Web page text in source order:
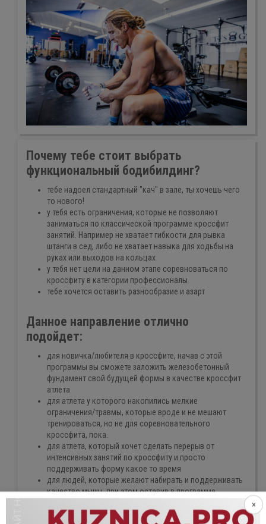
Почему тебе стоит выбрать
функциональный бодибилдинг?
тебе надоел стандартный "кач" в зале, ты хочешь чего
то нового!
у тебя есть ограничения, которые не позволяют
заниматься по классической программе кроссфит
занятий. Например не хватает гибкости для рывка
штанги в сед, либо не хватает навыка для ходьбы на
руках или выходов на кольцах
у тебя нет цели на данном этапе соревноваться по
кроссфиту в категории профессионалы
тебе хочется оставить разнообразие и азарт
Данное направление отлично
подойдет:
для новичка/любителя в кроссфите, начав с этой
программы вы сможете заложить железобетонный
фундамент свой будущей формы в качестве кроссфит
атлета
для атлета у которого накопились мелкие
ограничения/травмы, которые вроде и не мешают
тренироваться, но не для соревновательного
кроссфита, пока.
для атлета, который хочет сделать перерыв от
интенсивных занятий по кроссфиту и просто
поддерживать форму какое то время
для людей, которые желают набирать и поддерживать
качество мышц, при этом оставив в программе
В программе функционального бодибилдинга меньше
×